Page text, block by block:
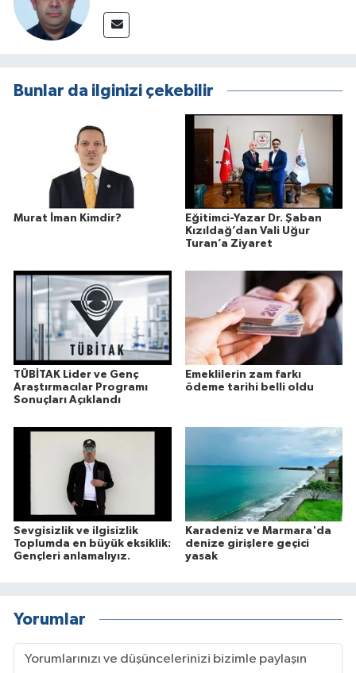
Bunlar da ilginizi çekebilir
Murat İman Kimdir?
Eğitimci-Yazar Dr. Şaban
Kızıldağ’dan Vali Uğur
Turan’a Ziyaret
TÜBİTAK Lider ve Genç
Araştırmacılar Programı
Sonuçları Açıklandı
Emeklilerin zam farkı
ödeme tarihi belli oldu
Sevgisizlik ve ilgisizlik
Toplumda en büyük eksiklik:
Gençleri anlamalıyız.
Karadeniz ve Marmara'da
denize girişlere geçici
yasak
Yorumlar